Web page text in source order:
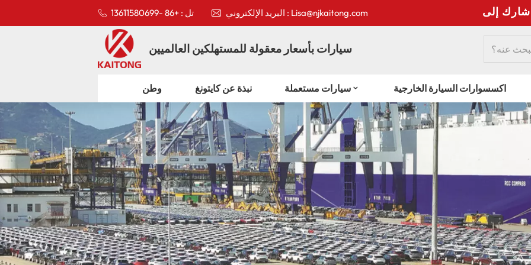
تل : +86 -13611580699 البريد الإلكتروني : Lisa@njkaitong.com
سيارات بأسعار معقولة للمستهلكين العالميين
وطن نبذة عن كايتونغ سيارات مستعملة اكسسوارات السيارة الخارجية